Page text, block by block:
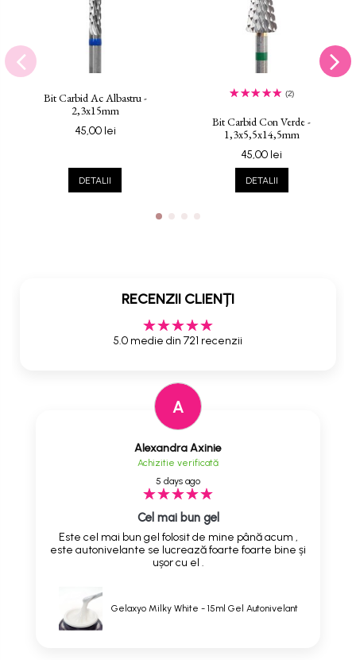
Bit Carbid Ac Albastru -
2,3x15mm
45,00 lei
DETALII
(2)
Bit Carbid Con Verde -
1,3x5,5x14,5mm
45,00 lei
DETALII
RECENZII CLIENȚI
5.0 medie din 721 recenzii
A
Alexandra Axinie
Achizitie verificată
5 days ago
Cel mai bun gel
Este cel mai bun gel folosit de mine până acum ,
este autonivelante se lucrează foarte foarte bine și
ușor cu el .
Gelaxyo Milky White - 15ml Gel Autonivelant